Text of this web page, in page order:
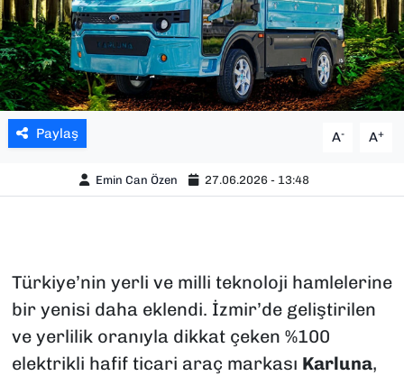
Paylaş A- A+
Emin Can Özen 27.06.2026 - 13:48
Türkiye’nin yerli ve milli teknoloji hamlelerine
bir yenisi daha eklendi. İzmir’de geliştirilen
ve yerlilik oranıyla dikkat çeken %100
elektrikli hafif ticari araç markası Karluna,
YAŞAM
YEREL YÖNETİMLER